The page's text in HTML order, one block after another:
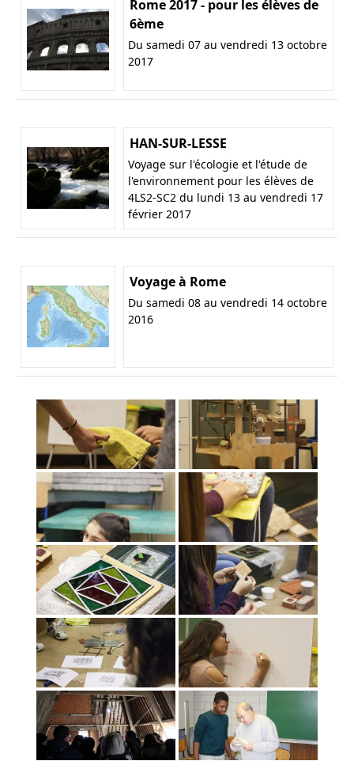
Rome 2017 - pour les élèves de
6ème
Du samedi 07 au vendredi 13 octobre
2017
HAN-SUR-LESSE
Voyage sur l'écologie et l'étude de
l'environnement pour les élèves de
4LS2-SC2 du lundi 13 au vendredi 17
février 2017
Voyage à Rome
Du samedi 08 au vendredi 14 octobre
2016